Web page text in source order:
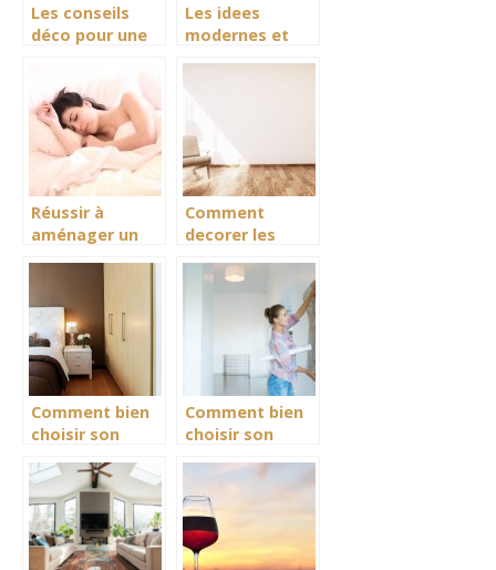
Les conseils
déco pour une
Les idees
modernes et
Réussir à
aménager un
appartement
Comment
decorer les
differentes
Comment bien
choisir son
Comment bien
choisir son